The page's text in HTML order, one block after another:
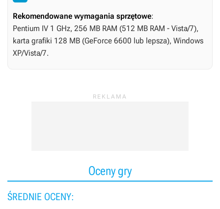
Rekomendowane wymagania sprzętowe:
Pentium IV 1 GHz, 256 MB RAM (512 MB RAM - Vista/7),
karta grafiki 128 MB (GeForce 6600 lub lepsza), Windows
XP/Vista/7.
Oceny gry
ŚREDNIE OCENY: